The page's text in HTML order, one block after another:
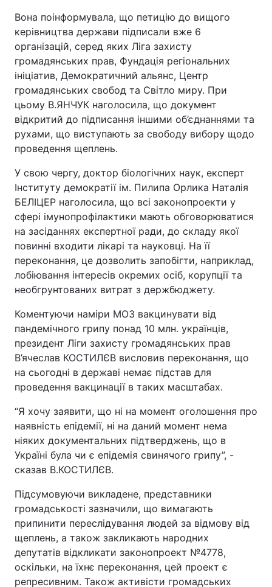
Вона поінформувала, що петицію до вищого
керівництва держави підписали вже 6
організацій, серед яких Ліга захисту
громадянських прав, Фундація регіональних
ініціатив, Демократичний альянс, Центр
громадянських свобод та Світло миру. При
цьому В.ЯНЧУК наголосила, що документ
відкритий до підписання іншими об’єднаннями та
рухами, що виступають за свободу вибору щодо
проведення щеплень.
У свою чергу, доктор біологічних наук, експерт
Інституту демократії ім. Пилипа Орлика Наталія
БЕЛІЦЕР наголосила, що всі законопроекти у
сфері імунопрофілактики мають обговорюватися
на засіданнях експертної ради, до складу якої
повинні входити лікарі та науковці. На її
переконання, це дозволить запобігти, наприклад,
лобіювання інтересів окремих осіб, корупції та
необгрунтованих витрат з держбюджету.
Коментуючи наміри МОЗ вакцинувати від
пандемічного грипу понад 10 млн. українців,
президент Ліги захисту громадянських прав
В’ячеслав КОСТИЛЄВ висловив переконання, що
на сьогодні в державі немає підстав для
проведення вакцинації в таких масштабах.
“Я хочу заявити, що ні на момент оголошення про
наявність епідемії, ні на даний момент нема
ніяких документальних підтверджень, що в
Україні була чи є епідемія свинячого грипу”, -
сказав В.КОСТИЛЄВ.
Підсумовуючи викладене, представники
громадськості зазначили, що вимагають
припинити переслідування людей за відмову від
щеплень, а також закликають народних
депутатів відкликати законопроект №4778,
оскільки, на їхнє переконання, цей проект є
репресивним. Також активісти громадських